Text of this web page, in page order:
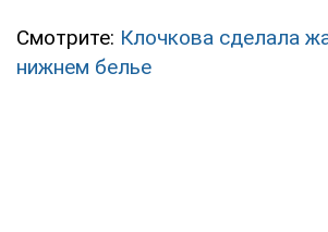
Смотрите: Клочкова сделала
нижнем белье